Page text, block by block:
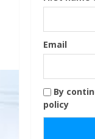
Email
By
policy